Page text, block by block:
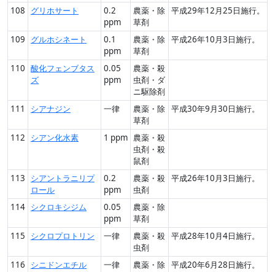
108 グリホサート
0.2
ppm
農薬・除
草剤
平成29年12月25日施行。
109 グルホシネート
0.1
ppm
農薬・除
草剤
平成26年10月3日施行。
110 酸化フェンブタス
ズ
0.05
ppm
農薬・殺
虫剤・ダ
ニ駆除剤
111
シアナジン 一律
農薬・除
草剤
平成30年9月30日施行。
112 シアン化水素 1 ppm 農薬・殺
虫剤・殺
鼠剤
113
シアントラニリプ
ロール
0.2
ppm
農薬・殺
虫剤
平成26年10月3日施行。
114 シクロキシジム
0.05
ppm
農薬・除
草剤
115
シクロプロトリン 一律
農薬・殺
虫剤
平成28年10月4日施行。
116 シニドンエチル 一律
農薬・除 平成20年6月28日施行。